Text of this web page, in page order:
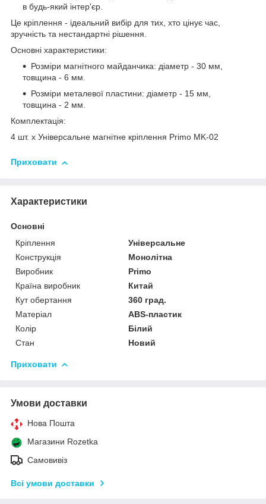
в будь-який інтер'єр.
Це кріплення - ідеальний вибір для тих, хто цінує час,
зручність та нестандартні рішення.
Основні характеристики:
Розміри магнітного майданчика: діаметр - 30 мм,
товщина - 6 мм.
Розміри металевої пластини: діаметр - 15 мм,
товщина - 2 мм.
Комплектація:
4 шт. х Універсальне магнітне кріплення Primo MK-02
Приховати
Характеристики
Основні
Кріплення
Універсальне
Конструкція
Монолітна
Виробник
Primo
Країна виробник
Китай
Кут обертання
360 град.
Матеріал
ABS-пластик
Колір
Білий
Стан
Новий
Приховати
Умови доставки
Нова Пошта
Магазини Rozetka
Самовивіз
Всі умови доставки